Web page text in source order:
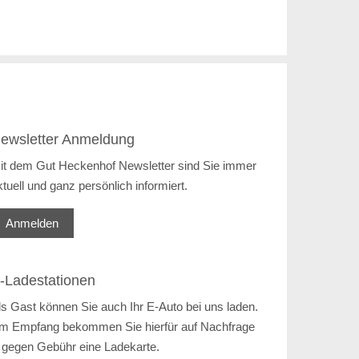
Anmeldung
dem Gut Heckenhof Newsletter sind Sie immer
und ganz persönlich informiert.
Anmelden
Ladestationen
Gast können Sie auch Ihr E-Auto bei uns laden.
Empfang bekommen Sie hierfür auf Nachfrage
Gebühr eine Ladekarte.